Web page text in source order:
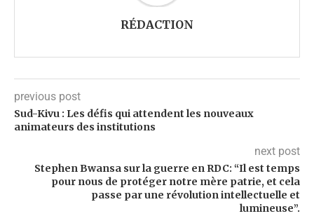
RÉDACTION
previous post
Sud-Kivu : Les défis qui attendent les nouveaux
animateurs des institutions
next post
Stephen Bwansa sur la guerre en RDC: “Il est temps
pour nous de protéger notre mère patrie, et cela
passe par une révolution intellectuelle et
lumineuse”.